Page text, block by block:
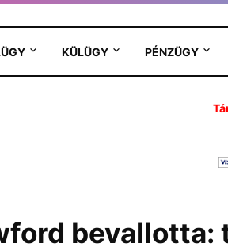
KÜLÜGY PÉNZÜGY
bevallotta: